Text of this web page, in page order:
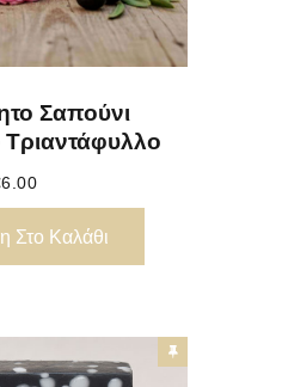
Σαπούνι
6.00
Στο Καλάθι